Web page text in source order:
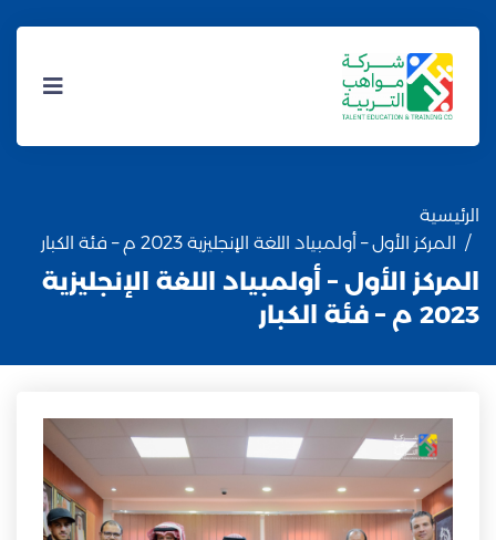
الرئيسية
المركز الأول – أولمبياد اللغة الإنجليزية 2023 م – فئة الكبار
المركز الأول – أولمبياد اللغة الإنجليزية
2023 م – فئة الكبار